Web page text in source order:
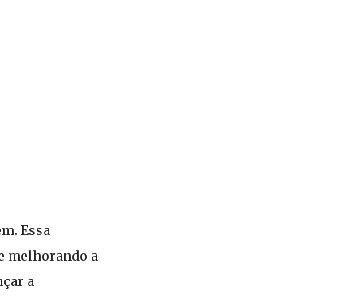
Essa
melhorando a
a